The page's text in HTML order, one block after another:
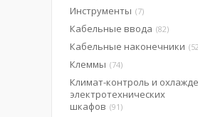
Инструменты 7
Кабельные ввода 82
Кабельные наконечники 52
Клеммы 74
Климат-контроль и
электротехнических
шкафов 91